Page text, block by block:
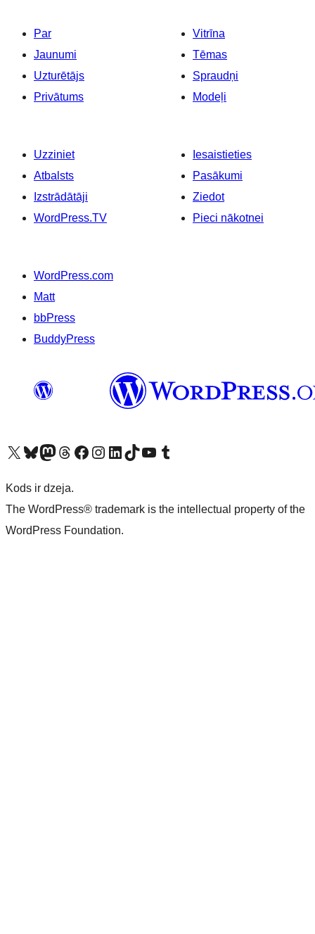
Par
Jaunumi
Uzturētājs
Privātums
Vitrīna
Tēmas
Spraudņi
Modeļi
Uzziniet
Atbalsts
Izstrādātāji
WordPress.TV
Iesaistieties
Pasākumi
Ziedot
Pieci nākotnei
WordPress.com
Matt
bbPress
BuddyPress
Apmeklējiet mūsu X (agrāk Twitter) kontu
Apmeklējiet mūsu Bluesky kontu
Apmeklējiet mūsu Mastodon kontu
Apmeklējiet mūsu Threads kontu
Apmeklējiet mūsu Facebook lapuApmeklējiet mūsu Instagram kontu
Apmeklējiet mūsu LinkedIn kontu
Apmeklējiet mūsu TikTok kontu
Apmeklējiet mūsu YouTube kanālu
Apmeklējiet mūsu Tumblr kontu
Kods ir dzeja.
The WordPress® trademark is the intellectual property of the
WordPress Foundation.